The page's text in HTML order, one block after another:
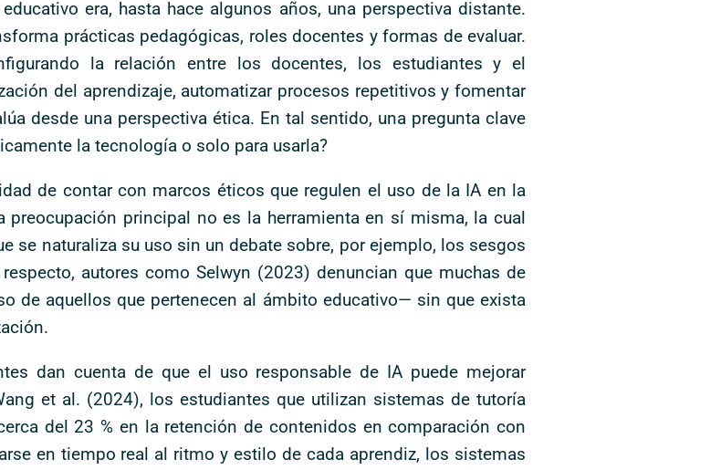
era, hasta hace algunos años, una perspectiva distante.
prácticas pedagógicas, roles docentes y formas de evaluar.
la relación entre los docentes, los estudiantes y el
del aprendizaje, automatizar procesos repetitivos y fomentar
desde una perspectiva ética. En tal sentido, una pregunta clave
la tecnología o solo para usarla?
de contar con marcos éticos que regulen el uso de la IA en la
principal no es la herramienta en sí misma, la cual
se naturaliza su uso sin un debate sobre, por ejemplo, los sesgos
autores como Selwyn (2023) denuncian que muchas de
de aquellos que pertenecen al ámbito educativo— sin que exista
dan cuenta de que el uso responsable de IA puede mejorar
et al. (2024), los estudiantes que utilizan sistemas de tutoría
del 23 % en la retención de contenidos en comparación con
en tiempo real al ritmo y estilo de cada aprendiz, los sistemas